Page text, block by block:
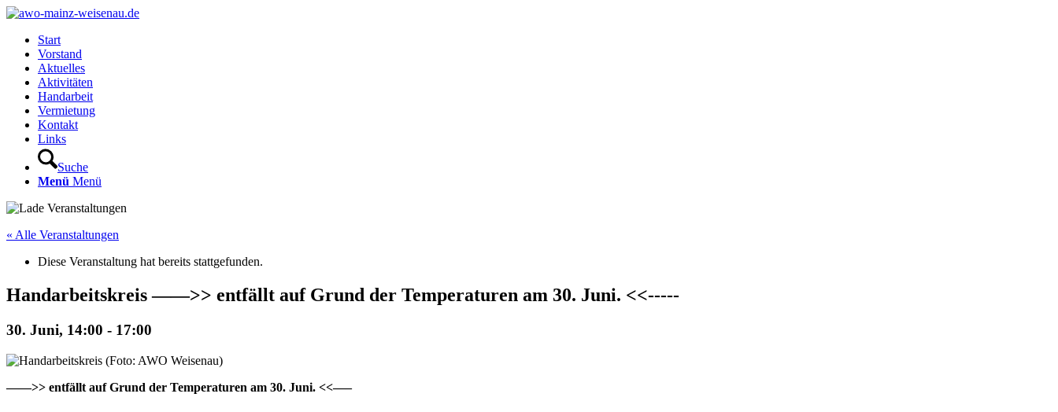
Start
Vorstand
Aktuelles
Aktivitäten
Handarbeit
Vermietung
Kontakt
Links
Suche
Menü Menü
« Alle Veranstaltungen
Diese Veranstaltung hat bereits stattgefunden.
Handarbeitskreis ——>> entfällt auf Grund der Temperaturen am 30. Juni. <<-----
30. Juni, 14:00 - 17:00
——>> entfällt auf Grund der Temperaturen am 30. Juni. <<—–